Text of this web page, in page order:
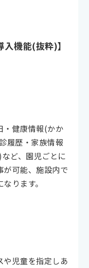
入機能(抜粋)】
・健康情報(かか
履歴・家族情報
ど、園児ごとに
が可能、施設内で
ります。
や児童を指定しあ